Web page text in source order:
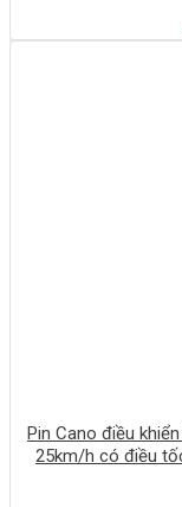
Pin Cano điều
25km/h có điều